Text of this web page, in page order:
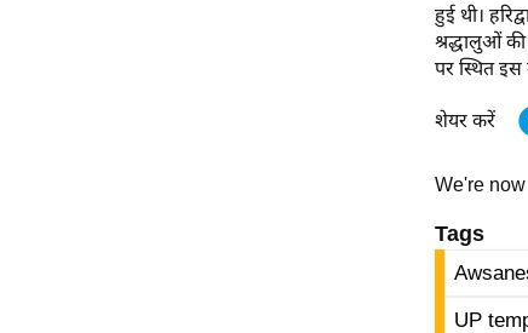
हुई थी।
श्रद्धालुओं
पर स्थित इस
शेयर करें
We're
Tags
UP